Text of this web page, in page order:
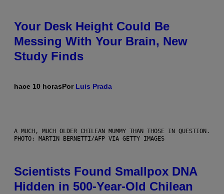
Your Desk Height Could Be
Messing With Your Brain, New
Study Finds
hace 10 horasPor Luis Prada
A MUCH, MUCH OLDER CHILEAN MUMMY THAN THOSE IN QUESTION.
PHOTO: MARTIN BERNETTI/AFP VIA GETTY IMAGES
Scientists Found Smallpox DNA
Hidden in 500-Year-Old Chilean